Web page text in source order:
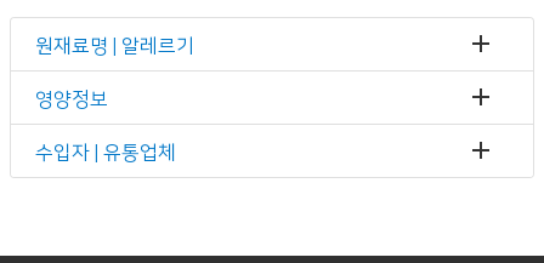
원재료명 | 알레르기
영양정보
수입자 | 유통업체